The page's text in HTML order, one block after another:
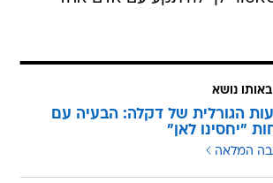
נושא
הגורלית של דקלה: הבעיה עם
"יחסינו לאן"
המלאה